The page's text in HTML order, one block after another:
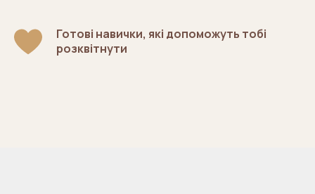
Готові навички, які допоможуть тобі
розквітнути